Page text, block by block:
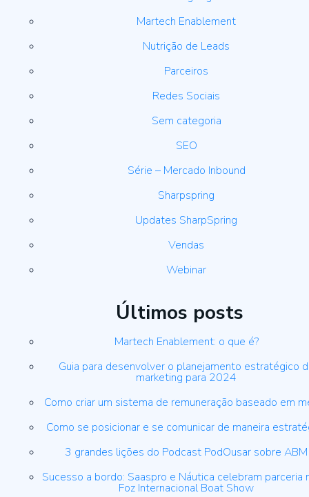
Martech Enablement
Nutrição de Leads
Parceiros
Redes Sociais
Sem categoria
SEO
Série – Mercado Inbound
Sharpspring
Updates SharpSpring
Vendas
Webinar
Últimos posts
Martech Enablement: o que é?
Guia para desenvolver o planejamento estratégico
marketing para 2024
Como criar um sistema de remuneração baseado em
Como se posicionar e se comunicar de maneira
3 grandes lições do Podcast PodOusar sobre ABM
Sucesso a bordo: Saaspro e Náutica celebram parceria
Foz Internacional Boat Show